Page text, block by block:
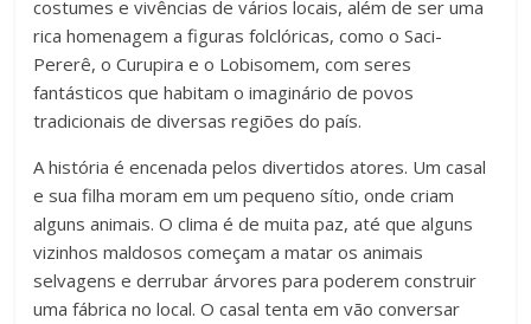
costumes e vivências de vários locais, além de ser uma
rica homenagem a figuras folclóricas, como o Saci-
Pererê, o Curupira e o Lobisomem, com seres
fantásticos que habitam o imaginário de povos
tradicionais de diversas regiões do país.
A história é encenada pelos divertidos atores. Um casal
e sua filha moram em um pequeno sítio, onde criam
alguns animais. O clima é de muita paz, até que alguns
vizinhos maldosos começam a matar os animais
selvagens e derrubar árvores para poderem construir
uma fábrica no local. O casal tenta em vão conversar